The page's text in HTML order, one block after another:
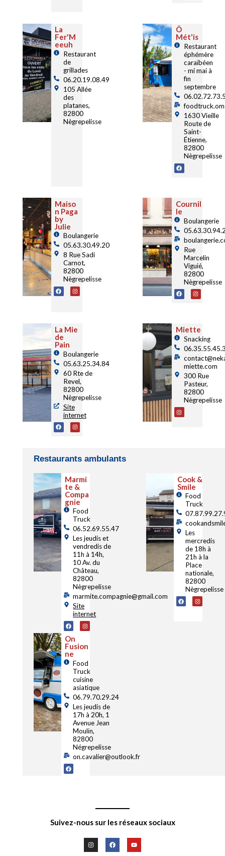
La
Fer'M
eeuh
Restaurant
de
grillades
06.20.19.08.49
105 Allée
des
platanes,
82800
Nègrepelisse
Ô
Mét'is
Restaurant
éphémère
caraïbéen
- mi mai à
fin
septembre
1630 Vieille
Route de
Saint-
Étienne,
82800
Nègrepelisse
Maiso
n Paga
by
Julie
Boulangerie
05.63.30.49.20
8 Rue Sadi
Carnot,
82800
Nègrepelisse
Cournil
le
Boulangerie
Rue
Marcelin
Viguié,
82800
Nègrepelisse
La Mie
de
Pain
Boulangerie
05.63.25.34.84
60 Rte de
Revel,
82800
Nègrepelisse
Site
internet
Miette
Snacking
miette.com
300 Rue
Pasteur,
82800
Nègrepelisse
Restaurants ambulants
Marmi
te &
Compa
gnie
Food
Truck
06.52.69.55.47
Les jeudis et
vendredis de
11h à 14h,
10 Av. du
Château,
82800
Nègrepelisse
marmite.compagnie@gmail.com
Site
internet
Cook &
Smile
Food
Truck
Les
mercredis
de 18h à
21h à la
Place
nationale,
82800
Nègrepelisse
On
Fusion
ne
Food
Truck
cuisine
asiatique
06.79.70.29.24
Les jeudis de
17h à 20h, 1
Avenue Jean
Moulin,
82800
Négrepelisse
on.cavalier@outlook.fr
Suivez-nous sur les réseaux sociaux